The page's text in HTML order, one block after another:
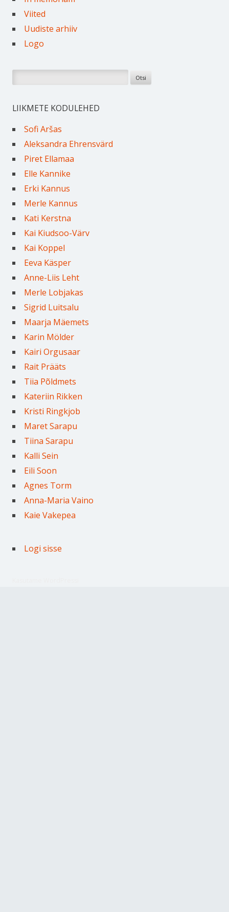
Viited
Uudiste arhiiv
Logo
LIIKMETE KODULEHED
Sofi Aršas
Aleksandra Ehrensvärd
Piret Ellamaa
Elle Kannike
Erki Kannus
Merle Kannus
Kati Kerstna
Kai Kiudsoo-Värv
Kai Koppel
Eeva Käsper
Anne-Liis Leht
Merle Lobjakas
Sigrid Luitsalu
Maarja Mäemets
Karin Mölder
Kairi Orgusaar
Rait Prääts
Tiia Põldmets
Kateriin Rikken
Kristi Ringkjob
Maret Sarapu
Tiina Sarapu
Kalli Sein
Eili Soon
Agnes Torm
Anna-Maria Vaino
Kaie Vakepea
Logi sisse